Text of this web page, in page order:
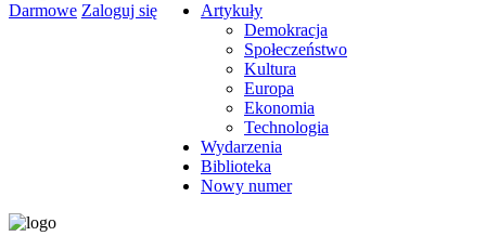
Darmowe Zaloguj się
Artykuły
Demokracja
Społeczeństwo
Kultura
Europa
Ekonomia
Technologia
Wydarzenia
Biblioteka
Nowy numer